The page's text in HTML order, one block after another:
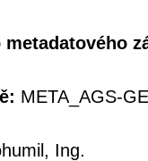
META_AGS-
Ing.